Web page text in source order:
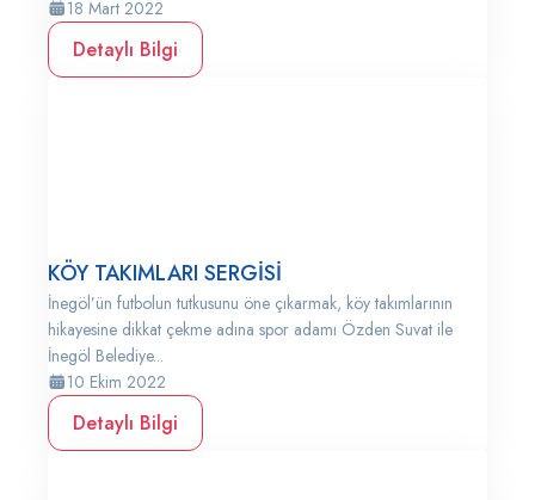
18 Mart 2022
Detaylı Bilgi
KÖY TAKIMLARI SERGİSİ
İnegöl’ün futbolun tutkusunu öne çıkarmak, köy takımlarının
hikayesine dikkat çekme adına spor adamı Özden Suvat ile
İnegöl Belediye...
10 Ekim 2022
Detaylı Bilgi